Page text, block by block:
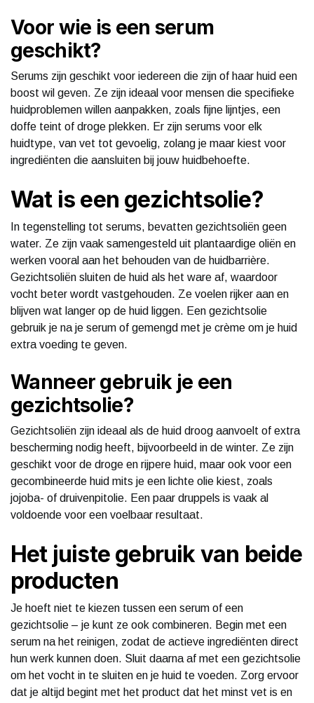
Voor wie is een serum
geschikt?
Serums zijn geschikt voor iedereen die zijn of haar huid een
boost wil geven. Ze zijn ideaal voor mensen die specifieke
huidproblemen willen aanpakken, zoals fijne lijntjes, een
doffe teint of droge plekken. Er zijn serums voor elk
huidtype, van vet tot gevoelig, zolang je maar kiest voor
ingrediënten die aansluiten bij jouw huidbehoefte.
Wat is een gezichtsolie?
In tegenstelling tot serums, bevatten gezichtsoliën geen
water. Ze zijn vaak samengesteld uit plantaardige oliën en
werken vooral aan het behouden van de huidbarrière.
Gezichtsoliën sluiten de huid als het ware af, waardoor
vocht beter wordt vastgehouden. Ze voelen rijker aan en
blijven wat langer op de huid liggen. Een gezichtsolie
gebruik je na je serum of gemengd met je crème om je huid
extra voeding te geven.
Wanneer gebruik je een
gezichtsolie?
Gezichtsoliën zijn ideaal als de huid droog aanvoelt of extra
bescherming nodig heeft, bijvoorbeeld in de winter. Ze zijn
geschikt voor de droge en rijpere huid, maar ook voor een
gecombineerde huid mits je een lichte olie kiest, zoals
jojoba- of druivenpitolie. Een paar druppels is vaak al
voldoende voor een voelbaar resultaat.
Het juiste gebruik van beide
producten
Je hoeft niet te kiezen tussen een serum of een
gezichtsolie – je kunt ze ook combineren. Begin met een
serum na het reinigen, zodat de actieve ingrediënten direct
hun werk kunnen doen. Sluit daarna af met een gezichtsolie
om het vocht in te sluiten en je huid te voeden. Zorg ervoor
dat je altijd begint met het product dat het minst vet is en